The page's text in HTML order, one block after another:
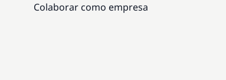
Colaborar como empresa